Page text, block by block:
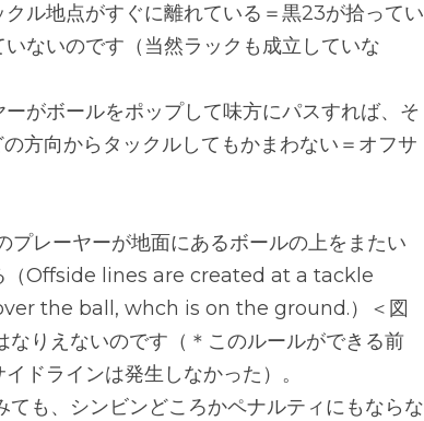
ル地点がすぐに離れている＝黒23が拾ってい
ないのです（当然ラックも成立していな
がボールをポップして味方にパスすれば、そ
方向からタックルしてもかまわない＝オフサ
プレーヤーが地面にあるボールの上をまたい
（Offside lines are created at a tackle
the ball, whch is on the ground.）＜図
りえないのです（＊このルールができる前
ドラインは発生しなかった）。
も、シンビンどころかペナルティにもならな